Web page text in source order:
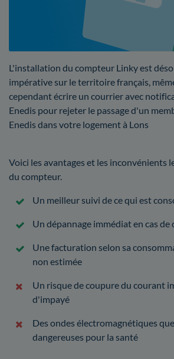
L'installation du compteur Linky est
impérative sur le territoire français,
cependant écrire un courrier avec
Enedis pour rejeter le passage d'un
Enedis dans votre logement à Lons
Voici les avantages et les inconvénients
du compteur.
Un meilleur suivi de ce qui est
Un dépannage immédiat en cas
Une facturation selon sa
non estimée
Un risque de coupure du courant
d'impayé
Des ondes électromagnétiques
dangereuses pour la santé